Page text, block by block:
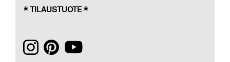
* TILAUSTUOTE *